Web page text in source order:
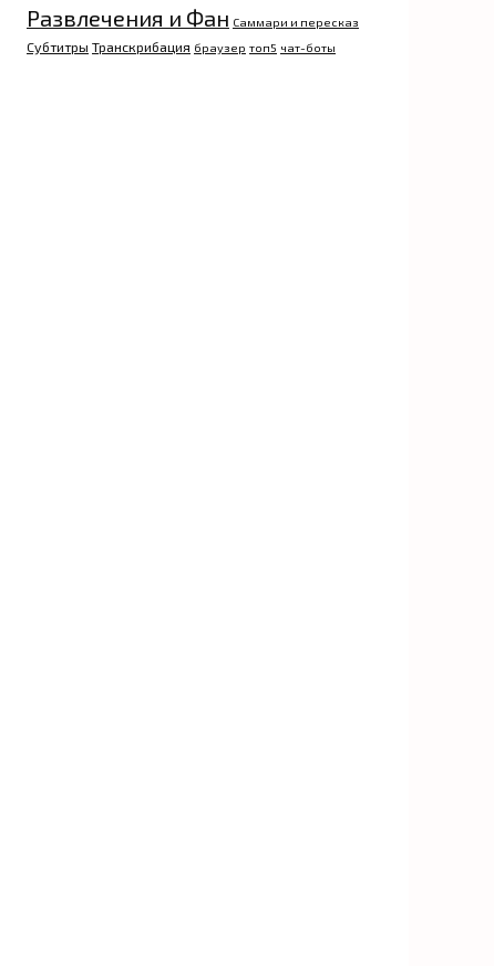
Развлечения и Фан Саммари и пересказ
Субтитры Транскрибация браузер топ5 чат-боты